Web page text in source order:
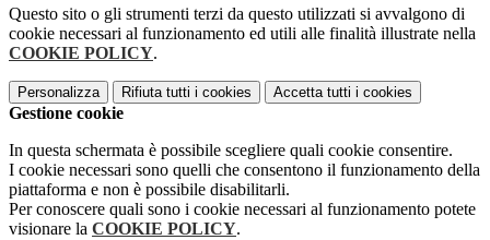
Questo sito o gli strumenti terzi da questo utilizzati si avvalgono di
cookie necessari al funzionamento ed utili alle finalità illustrate nella
COOKIE POLICY.
Personalizza Rifiuta tutti i cookies Accetta tutti i cookies
Gestione cookie
In questa schermata è possibile scegliere quali cookie consentire.
I cookie necessari sono quelli che consentono il funzionamento della
piattaforma e non è possibile disabilitarli.
Per conoscere quali sono i cookie necessari al funzionamento potete
visionare la COOKIE POLICY.